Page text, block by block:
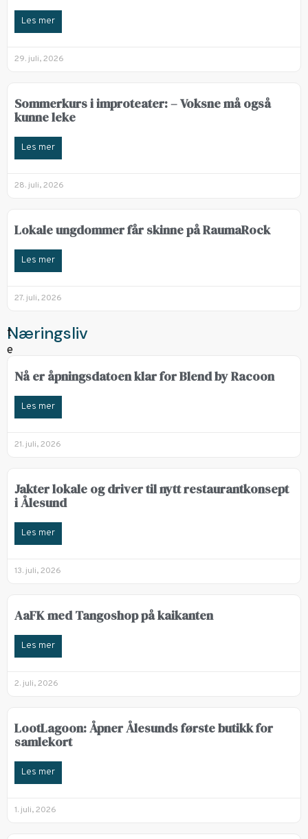
Les mer
29. juli, 2026
Sommerkurs i improteater: – Voksne må også
kunne leke
Les mer
28. juli, 2026
Lokale ungdommer får skinne på RaumaRock
Les mer
27. juli, 2026
Næringsliv
Nå er åpningsdatoen klar for Blend by Racoon
Les mer
21. juli, 2026
Jakter lokale og driver til nytt restaurantkonsept
i Ålesund
Les mer
13. juli, 2026
AaFK med Tangoshop på kaikanten
Les mer
2. juli, 2026
LootLagoon: Åpner Ålesunds første butikk for
samlekort
Les mer
1. juli, 2026